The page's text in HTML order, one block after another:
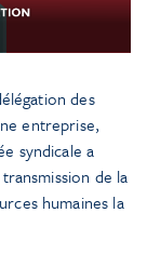
des
entreprise,
syndicale a
de la
humaines la